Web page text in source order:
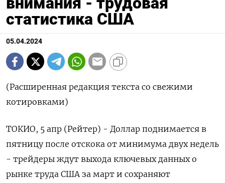
статистика США
05.04.2024
(Расширенная редакция текста со свежими
котировками)
ТОКИО, 5 апр (Рейтер) - Доллар поднимается в
пятницу после отскока от минимума двух недель
- трейдеры ждут выхода ключевых данных о
рынке труда США за март и сохраняют